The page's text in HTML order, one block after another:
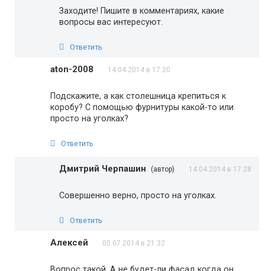
Заходите! Пишите в комментариях, какие
вопросы вас интересуют.
Ответить
aton-2008 14.04.2014 в 17:20
Подскажите, а как столешница крепиться к
коробу? С помощью фурнитуры какой-то или
просто на уголках?
Ответить
Дмитрий Черпашин (автор) 14.04.2014 в 17:28
Совершенно верно, просто на уголках.
Ответить
Алексей 05.07.2014 в 21:32